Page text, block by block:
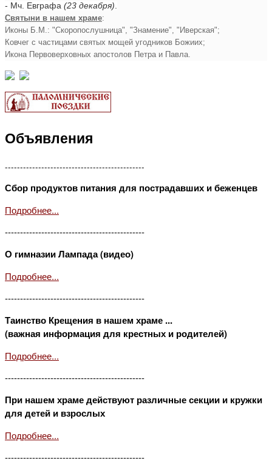
- Мч. Евграфа (23 декабря)
Святыни в нашем храме:
Иконы Б.М.: "Скоропослушница", "Знамение", "Иверская";
Ковчег с частицами святых мощей угодников Божиих;
Икона Первоверховных апостолов Петра и Павла.
Объявления
----------------------------------------------
Сбор продуктов питания для пострадавших и беженцев
Подробнее...
----------------------------------------------
О гимназии Лампада (видео)
Подробнее...
----------------------------------------------
Таинство Крещения в нашем храме ...
(важная информация для крестных и родителей)
Подробнее...
----------------------------------------------
При нашем храме действуют различные секции и кружки
для детей и взрослых
Подробнее...
----------------------------------------------